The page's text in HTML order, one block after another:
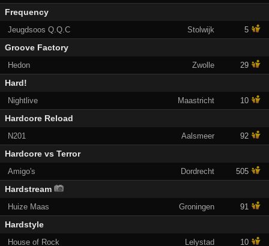
Frequency
Jeugdsoos Q.Q.C Stolwijk 5
Groove Factory
Hedon Zwolle 29
Hard!
Nightlive Maastricht 10
Hardcore Reload
N201 Aalsmeer 92
Hardcore vs Terror
Amigo's Dordrecht 505
Hardstream
Huize Maas Groningen 91
Hardstyle
House of Rock Lelystad 10